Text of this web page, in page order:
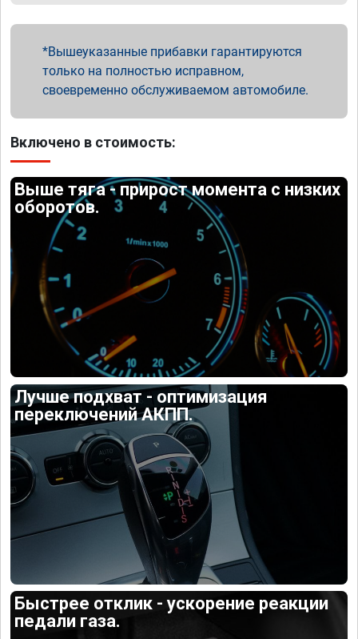
Вышеуказанные прибавки гарантируются
только на полностью исправном,
своевременно обслуживаемом автомобиле.
Включено в стоимость:
Выше тяга - прирост момента с низких
оборотов.
Лучше подхват - оптимизация
переключений АКПП.
Быстрее отклик - ускорение реакции
педали газа.